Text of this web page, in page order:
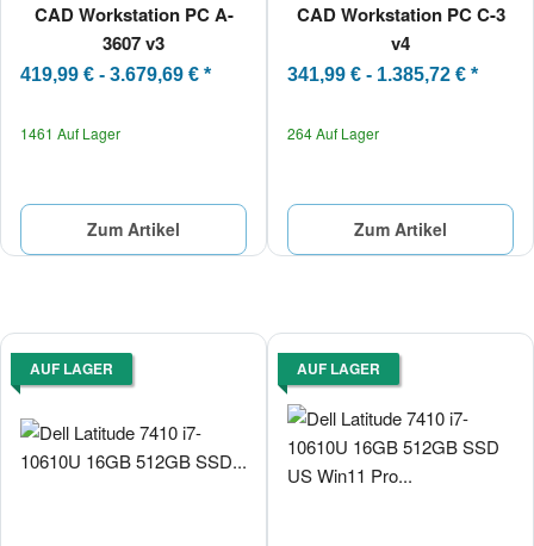
CAD Workstation PC A-
3607 v3
419,99 € - 3.679,69 € *
1461 Auf Lager
Zum Artikel
CAD Workstation PC C-3
v4
341,99 € - 1.385,72 € *
264 Auf Lager
Zum Artikel
AUF LAGER AUF LAGER